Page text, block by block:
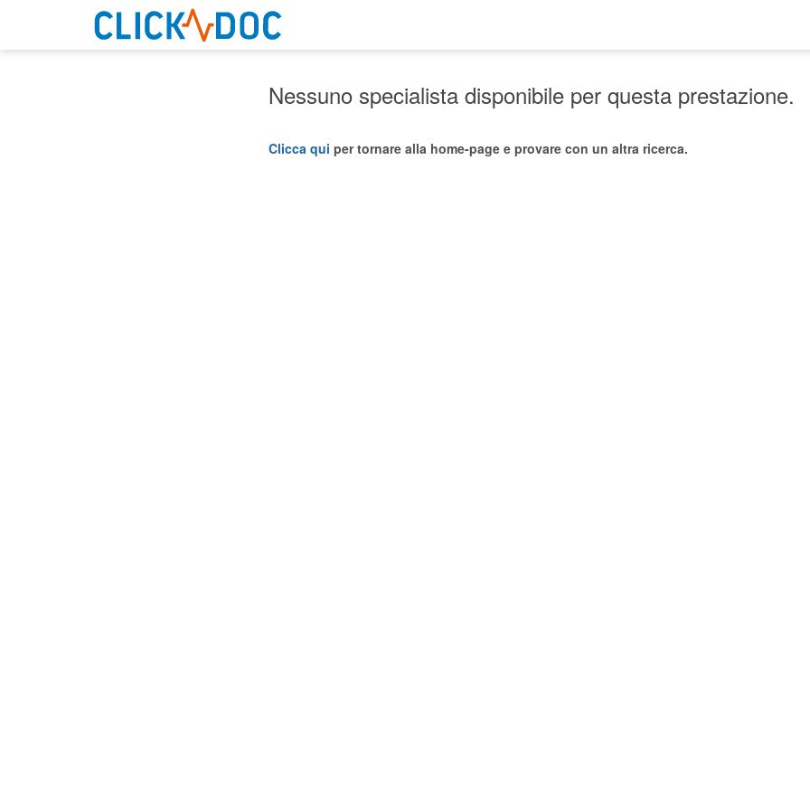
Nessuno specialista disponibile per questa prestazione.
Clicca qui per tornare alla home-page e provare con un altra ricerca.